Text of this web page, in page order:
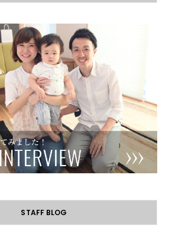
STAFF BLOG